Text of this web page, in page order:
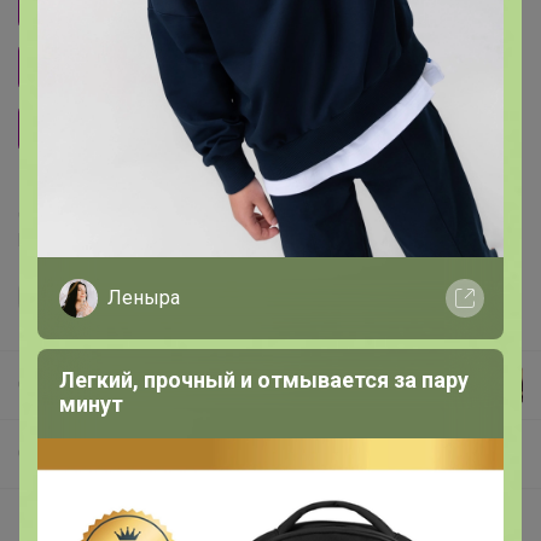
15 кораллово-красный
35 светло-коричневый
67 океанский синий
Делая заказ, Вы подтверждаете что ознакомлены с
и соглашаетесь с договором оферты.
СЛАДКАЯ
Взрослая одежда. Унисекс / женское / мужское
Леныра
Легкий, прочный и отмывается за пару
минут